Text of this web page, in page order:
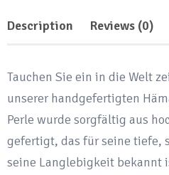
und
Hand
quantity
Description Reviews (0)
Tauchen Sie ein in die Welt
unserer handgefertigten
Perle wurde sorgfältig aus
gefertigt, das für seine tiefe,
seine Langlebigkeit bekannt